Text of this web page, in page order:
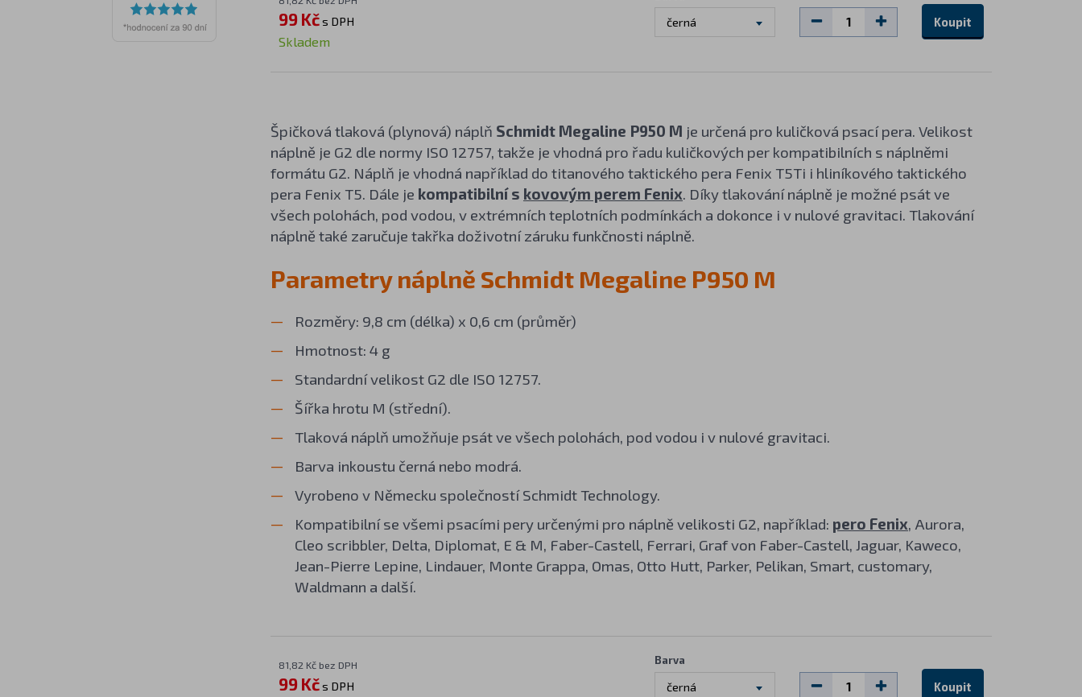
99 Kčs DPH
Skladem
černá Koupit
Špičková tlaková (plynová) náplň Schmidt Megaline P950 M je určená pro kuličková psací pera. Velikost
náplně je G2 dle normy ISO 12757, takže je vhodná pro řadu kuličkových per kompatibilních s náplněmi
formátu G2. Náplň je vhodná například do titanového taktického pera Fenix T5Ti i hliníkového taktického
pera Fenix T5. Dále je kompatibilní s kovovým perem Fenix. Díky tlakování náplně je možné psát ve
všech polohách, pod vodou, v extrémních teplotních podmínkách a dokonce i v nulové gravitaci. Tlakování
náplně také zaručuje takřka doživotní záruku funkčnosti náplně.
Parametry náplně Schmidt Megaline P950 M
Rozměry: 9,8 cm (délka) x 0,6 cm (průměr)
Hmotnost: 4 g
Standardní velikost G2 dle ISO 12757.
Šířka hrotu M (střední).
Tlaková náplň umožňuje psát ve všech polohách, pod vodou i v nulové gravitaci.
Barva inkoustu černá nebo modrá.
Vyrobeno v Německu společností Schmidt Technology.
Kompatibilní se všemi psacími pery určenými pro náplně velikosti G2, například: pero Fenix, Aurora,
Cleo scribbler, Delta, Diplomat, E & M, Faber-Castell, Ferrari, Graf von Faber-Castell, Jaguar, Kaweco,
Jean-Pierre Lepine, Lindauer, Monte Grappa, Omas, Otto Hutt, Parker, Pelikan, Smart, customary,
Waldmann a další.
81,82 Kč bez DPH
99 Kčs DPH
Barva
černá Koupit